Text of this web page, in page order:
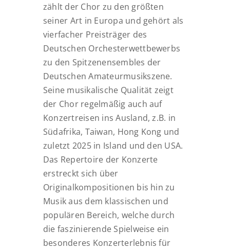
zählt der Chor zu den größten
seiner Art in Europa und gehört als
vierfacher Preisträger des
Deutschen Orchesterwettbewerbs
zu den Spitzenensembles der
Deutschen Amateurmusikszene.
Seine musikalische Qualität zeigt
der Chor regelmäßig auch auf
Konzertreisen ins Ausland, z.B. in
Südafrika, Taiwan, Hong Kong und
zuletzt 2025 in Island und den USA.
Das Repertoire der Konzerte
erstreckt sich über
Originalkompositionen bis hin zu
Musik aus dem klassischen und
populären Bereich, welche durch
die faszinierende Spielweise ein
besonderes Konzerterlebnis für